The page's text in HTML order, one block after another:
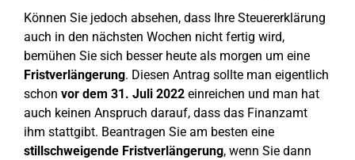
Können Sie jedoch absehen, dass Ihre Steuererklärung
auch in den nächsten Wochen nicht fertig wird,
bemühen Sie sich besser heute als morgen um eine
Fristverlängerung. Diesen Antrag sollte man eigentlich
schon vor dem 31. Juli 2022 einreichen und man hat
auch keinen Anspruch darauf, dass das Finanzamt
ihm stattgibt. Beantragen Sie am besten eine
stillschweigende Fristverlängerung, wenn Sie dann